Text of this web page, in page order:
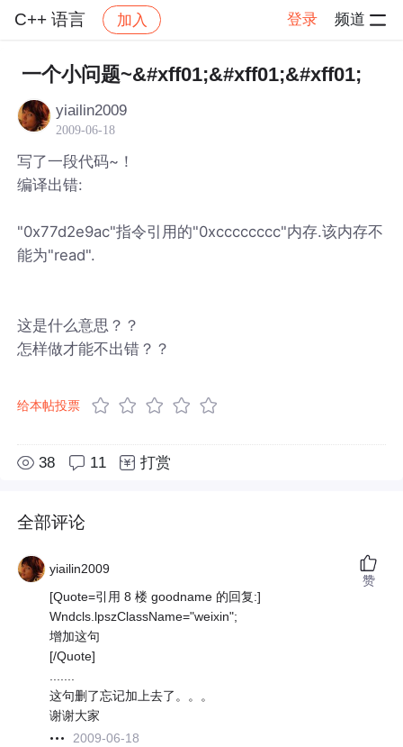
C++ 语言 加入 登录 频道
社区 C++ 语言 帖子详情
一个小问题~&#xff01;&#xff01;&#xff01;
yiailin2009
2009-06-18
写了一段代码~！
编译出错:
"0x77d2e9ac"指令引用的"0xcccccccc"内存.该内存不
能为"read".
这是什么意思？？
怎样做才能不出错？？
给本帖投票
38 11 打赏
全部评论
yiailin2009
[Quote=引用 8 楼 goodname 的回复:]
Wndcls.lpszClassName="weixin";
增加这句
[/Quote]
.......
这句删了忘记加上去了。。。
谢谢大家
2009-06-18
赞